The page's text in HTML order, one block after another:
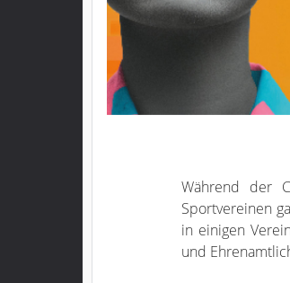
Während der
Sportvereinen
in einigen
und